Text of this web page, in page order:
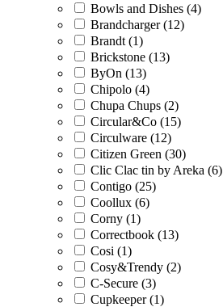
Bowls and Dishes (4)
Brandcharger (12)
Brandt (1)
Brickstone (13)
ByOn (13)
Chipolo (4)
Chupa Chups (2)
Circular&Co (15)
Circulware (12)
Citizen Green (30)
Clic Clac tin by Areka (6)
Contigo (25)
Coollux (6)
Corny (1)
Correctbook (13)
Cosi (1)
Cosy&Trendy (2)
C-Secure (3)
Cupkeeper (1)